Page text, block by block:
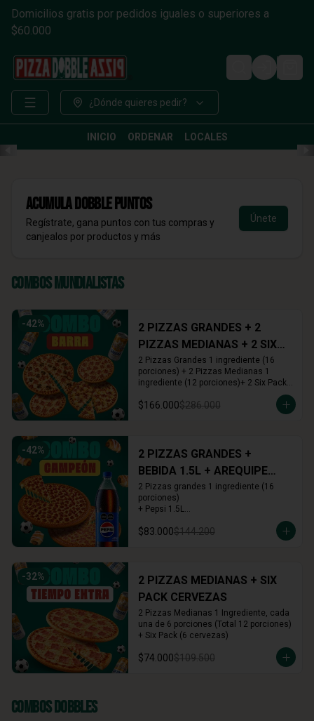
Domicilios gratis por pedidos iguales o superiores a
$60.000
Login
¿Dónde quieres pedir?
INICIO ORDENAR LOCALES
AcumulaDOBBLE Puntos
Regístrate, gana puntos con tus compras y
canjealos por productos y más
Únete
Combos Mundialistas
-42%
2 PIZZAS GRANDES + 2
PIZZAS MEDIANAS + 2 SIX
PACKS CERVEZAS
2 Pizzas Grandes 1 ingrediente (16
porciones) + 2 Pizzas Medianas 1
ingrediente (12 porciones)+ 2 Six Pack
$166.000$286.000
-42%
2 PIZZAS GRANDES +
BEBIDA 1.5L + AREQUIPE
ROLLS
2 Pizzas grandes 1 ingrediente (16
porciones)
+ Pepsi 1.5L
+ Arequipe o Cinnamon Rolls (16 und.)
$83.000$144.200
-32%
2 PIZZAS MEDIANAS + SIX
PACK CERVEZAS
2 Pizzas Medianas 1 Ingrediente, cada
una de 6 porciones (Total 12 porciones)
+ Six Pack (6 cervezas)
$74.000$109.500
Combos Dobbles